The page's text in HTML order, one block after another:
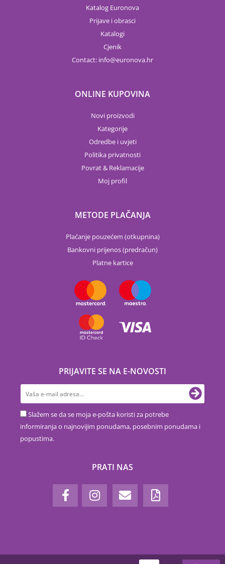
Katalog Euronova
Prijave i obrasci
Katalogi
Cjenik
Contact: info euronova.hr
ONLINE KUPOVINA
Novi proizvodi
Kategorije
Odredbe i uvjeti
Politika privatnosti
Povrat & Reklamacije
Moj profil
METODE PLAČANJA
Plaćanje pouzećem (otkupnina)
Bankovni prijenos (predračun)
Platne kartice
PRIJAVITE SE NA E-NOVOSTI
Slažem se da se moja e-pošta koristi za potrebe
informiranja o najnovijim ponudama, posebnim ponudama i
popustima.
PRATI NAS